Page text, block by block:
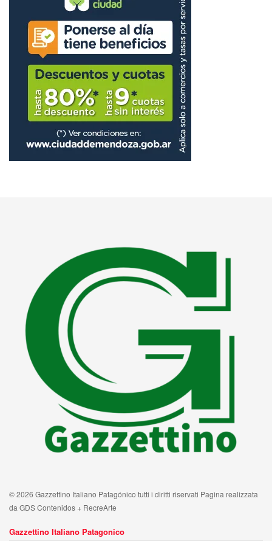
© 2026 Gazzettino Italiano Patagónico tutti i diritti riservati Pagina realizzata
da GDS Contenidos + RecreArte
Gazzettino Italiano Patagonico